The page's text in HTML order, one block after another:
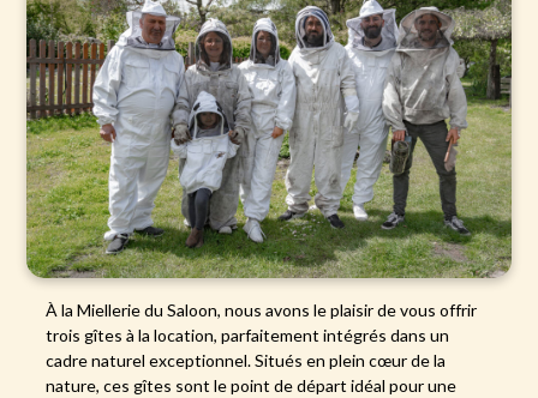
À la Miellerie du Saloon, nous avons le plaisir de vous offrir
trois gîtes à la location, parfaitement intégrés dans un
cadre naturel exceptionnel. Situés en plein cœur de la
nature, ces gîtes sont le point de départ idéal pour une